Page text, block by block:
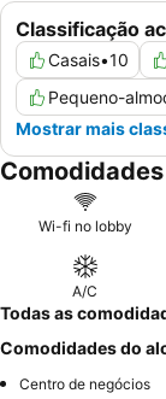
Classificação
Casais•10
Pequeno-
Mostrar mais
Wi-fi no lobby
A/C
Todas as
Comodidades do
Centro de negócios